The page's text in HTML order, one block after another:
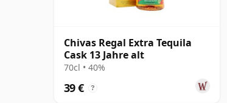
Chivas Regal Extra Tequila
Cask 13 Jahre alt
70cl • 40%
39 € ?